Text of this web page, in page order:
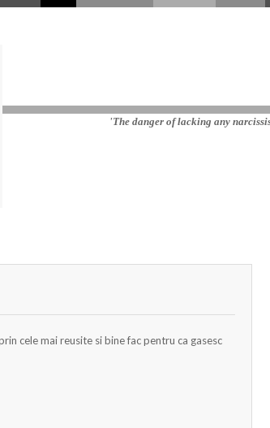
'The danger of lacking any
cele mai reusite si bine fac pentru ca gasesc